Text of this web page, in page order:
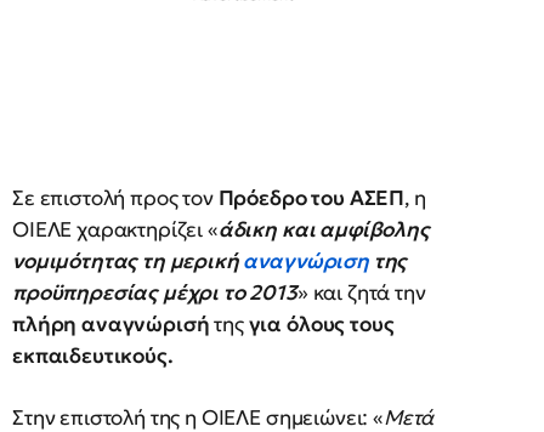
Σε επιστολή προς τον Πρόεδρο του ΑΣΕΠ, η
ΟΙΕΛΕ χαρακτηρίζει «άδικη και αμφίβολης
νομιμότητας τη μερικήαναγνώρισητης
προϋπηρεσίας μέχρι το 2013» και ζητά την
πλήρη αναγνώρισήτηςγια όλους τους
εκπαιδευτικούς.
Στην επιστολή της η ΟΙΕΛΕ σημειώνει: «Μετά